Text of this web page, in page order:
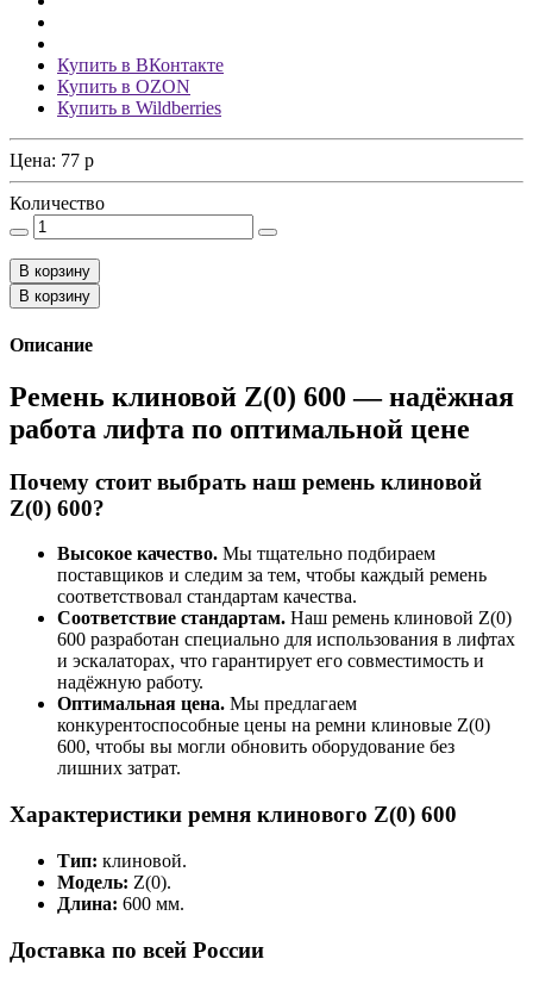
Купить в ВКонтакте
Купить в OZON
Купить в Wildberries
Цена: 77 p
Количество
В корзину
В корзину
Описание
Ремень клиновой Z(0) 600 — надёжная
работа лифта по оптимальной цене
Почему стоит выбрать наш ремень клиновой
Z(0) 600?
Высокое качество. Мы тщательно подбираем
поставщиков и следим за тем, чтобы каждый ремень
соответствовал стандартам качества.
Соответствие стандартам. Наш ремень клиновой Z(0)
600 разработан специально для использования в лифтах
и эскалаторах, что гарантирует его совместимость и
надёжную работу.
Оптимальная цена. Мы предлагаем
конкурентоспособные цены на ремни клиновые Z(0)
600, чтобы вы могли обновить оборудование без
лишних затрат.
Характеристики ремня клинового Z(0) 600
Тип: клиновой.
Модель: Z(0).
Длина: 600 мм.
Доставка по всей России